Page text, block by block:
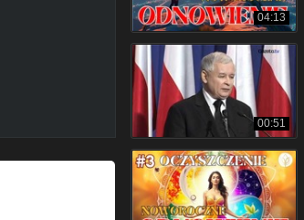
04:13
00:51